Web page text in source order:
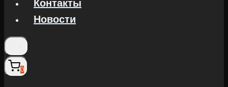
Контакты
Новости
0